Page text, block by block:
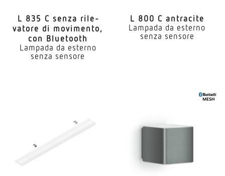
L 835 C senza rile­
vatore di movi­mento,
con Bluetooth
Lampada da esterno
senza sensore
L 800 C antracite
Lampada da esterno
senza sensore